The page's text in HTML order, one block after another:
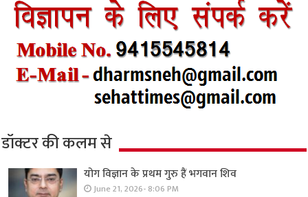
डॉक्टर की कलम से
योग विज्ञान के प्रथम गुरु हैं भगवान शिव
June 21, 2026- 8:06 PM